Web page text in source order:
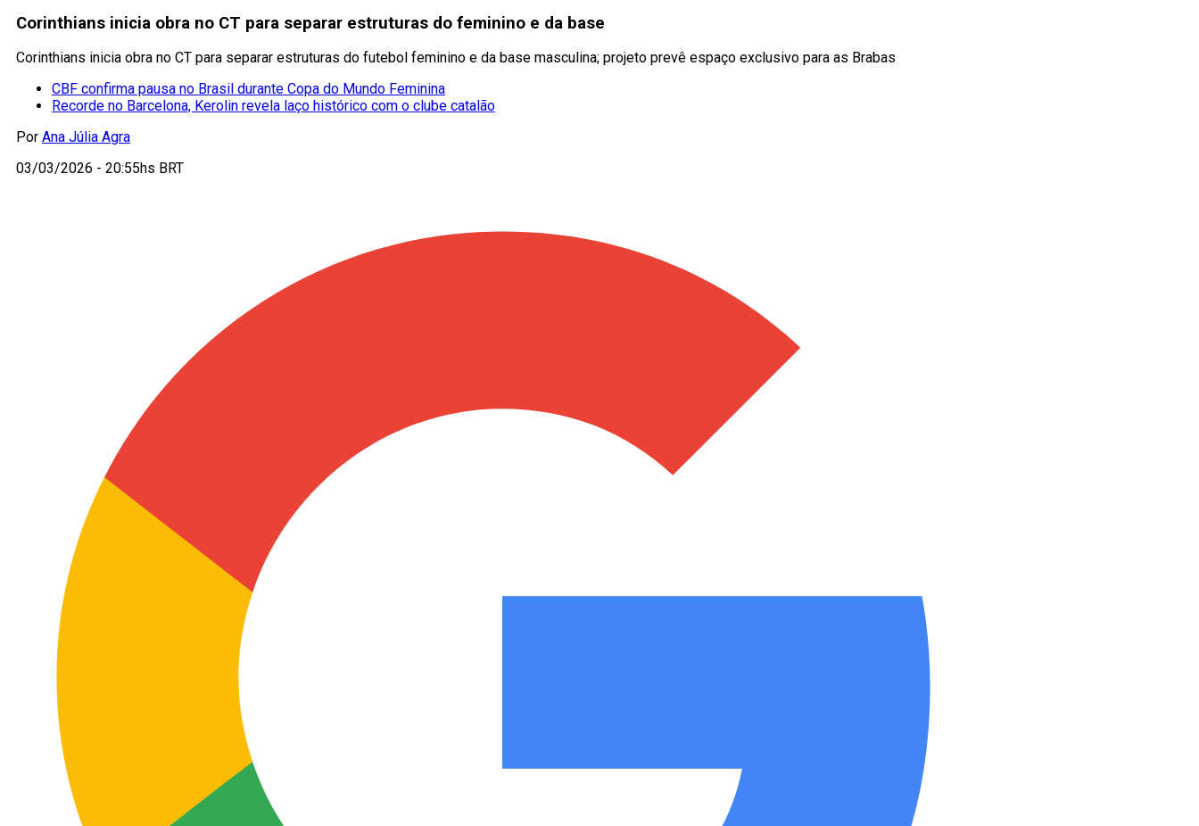
Corinthians inicia obra no CT para separar estruturas do feminino e da base
Corinthians inicia obra no CT para separar estruturas do futebol feminino e da base masculina; projeto prevê espaço exclusivo para as Brabas
CBF confirma pausa no Brasil durante Copa do Mundo Feminina
Recorde no Barcelona, Kerolin revela laço histórico com o clube catalão
Por Ana Júlia Agra
03/03/2026 - 20:55hs BRT